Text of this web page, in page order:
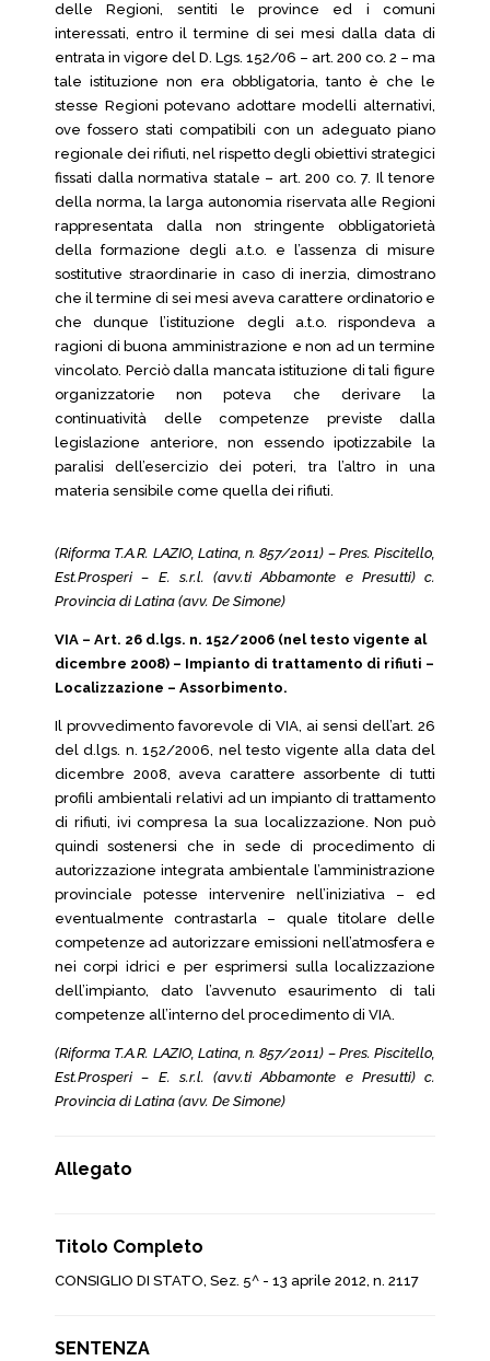
delle Regioni, sentiti le province ed i comuni
interessati, entro il termine di sei mesi dalla data di
entrata in vigore del D. Lgs. 152/06 – art. 200 co. 2 – ma
tale istituzione non era obbligatoria, tanto è che le
stesse Regioni potevano adottare modelli alternativi,
ove fossero stati compatibili con un adeguato piano
regionale dei rifiuti, nel rispetto degli obiettivi strategici
fissati dalla normativa statale – art. 200 co. 7. Il tenore
della norma, la larga autonomia riservata alle Regioni
rappresentata dalla non stringente obbligatorietà
della formazione degli a.t.o. e l’assenza di misure
sostitutive straordinarie in caso di inerzia, dimostrano
che il termine di sei mesi aveva carattere ordinatorio e
che dunque l’istituzione degli a.t.o. rispondeva a
ragioni di buona amministrazione e non ad un termine
vincolato. Perciò dalla mancata istituzione di tali figure
organizzatorie non poteva che derivare la
continuatività delle competenze previste dalla
legislazione anteriore, non essendo ipotizzabile la
paralisi dell’esercizio dei poteri, tra l’altro in una
materia sensibile come quella dei rifiuti.
(Riforma T.A.R. LAZIO, Latina, n. 857/2011) – Pres. Piscitello,
Est.Prosperi – E. s.r.l. (avv.ti Abbamonte e Presutti) c.
Provincia di Latina (avv. De Simone)
VIA – Art. 26 d.lgs. n. 152/2006 (nel testo vigente al
dicembre 2008) – Impianto di trattamento di rifiuti –
Localizzazione – Assorbimento.
Il provvedimento favorevole di VIA, ai sensi dell’art. 26
del d.lgs. n. 152/2006, nel testo vigente alla data del
dicembre 2008, aveva carattere assorbente di tutti
profili ambientali relativi ad un impianto di trattamento
di rifiuti, ivi compresa la sua localizzazione. Non può
quindi sostenersi che in sede di procedimento di
autorizzazione integrata ambientale l’amministrazione
provinciale potesse intervenire nell’iniziativa – ed
eventualmente contrastarla – quale titolare delle
competenze ad autorizzare emissioni nell’atmosfera e
nei corpi idrici e per esprimersi sulla localizzazione
dell’impianto, dato l’avvenuto esaurimento di tali
competenze all’interno del procedimento di VIA.
(Riforma T.A.R. LAZIO, Latina, n. 857/2011) – Pres. Piscitello,
Est.Prosperi – E. s.r.l. (avv.ti Abbamonte e Presutti) c.
Provincia di Latina (avv. De Simone)
Allegato
Titolo Completo
CONSIGLIO DI STATO, Sez. 5^ - 13 aprile 2012, n. 2117
SENTENZA